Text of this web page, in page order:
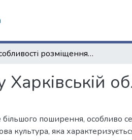
Особливості розміщення театрів у Харківській області
більшого поширення, особливо
культура, яка